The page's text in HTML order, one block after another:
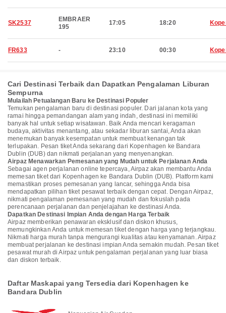
SK2537
EMBRAER
195
17:05 18:20
FR633 - 23:10 00:30
Cari Destinasi Terbaik dan Dapatkan Pengalaman Liburan
Sempurna
Mulailah Petualangan Baru ke Destinasi Populer
Temukan pengalaman baru di destinasi populer. Dari jalanan kota yang
ramai hingga pemandangan alam yang indah, destinasi ini memiliki
banyak hal untuk setiap wisatawan. Baik Anda mencari keragaman
budaya, aktivitas menantang, atau sekadar liburan santai, Anda akan
menemukan banyak kesempatan untuk membuat kenangan tak
terlupakan. Pesan tiket Anda sekarang dari Kopenhagen ke Bandara
Dublin (DUB) dan nikmati perjalanan yang menyenangkan.
Airpaz Menawarkan Pemesanan yang Mudah untuk Perjalanan Anda
Sebagai agen perjalanan online tepercaya, Airpaz akan membantu Anda
memesan tiket dari Kopenhagen ke Bandara Dublin (DUB). Platform kami
memastikan proses pemesanan yang lancar, sehingga Anda bisa
mendapatkan pilihan tiket pesawat terbaik dengan cepat. Dengan Airpaz,
nikmati pengalaman pemesanan yang mudah dan fokuslah pada
perencanaan perjalanan dan penjelajahan ke destinasi Anda.
Dapatkan Destinasi Impian Anda dengan Harga Terbaik
Airpaz memberikan penawaran eksklusif dan diskon khusus,
memungkinkan Anda untuk memesan tiket dengan harga yang terjangkau.
Nikmati harga murah tanpa mengurangi kualitas atau kenyamanan. Airpaz
membuat perjalanan ke destinasi impian Anda semakin mudah. Pesan tiket
pesawat murah di Airpaz untuk pengalaman perjalanan yang luar biasa
dan diskon terbaik.
Daftar Maskapai yang Tersedia dari Kopenhagen ke
Bandara Dublin